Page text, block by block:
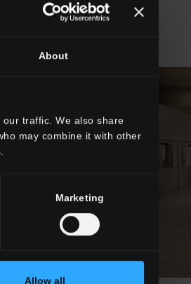
About
traffic. We also share
may combine it with other
Marketing
Allow all